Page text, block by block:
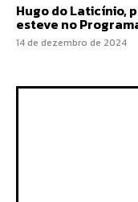
Hugo do Laticínio,
esteve no
14 de dezembro de 2024